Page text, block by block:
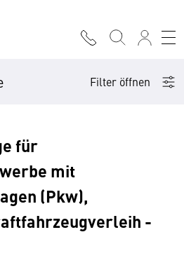
Filter öffnen
für
mit
(Pkw),
-